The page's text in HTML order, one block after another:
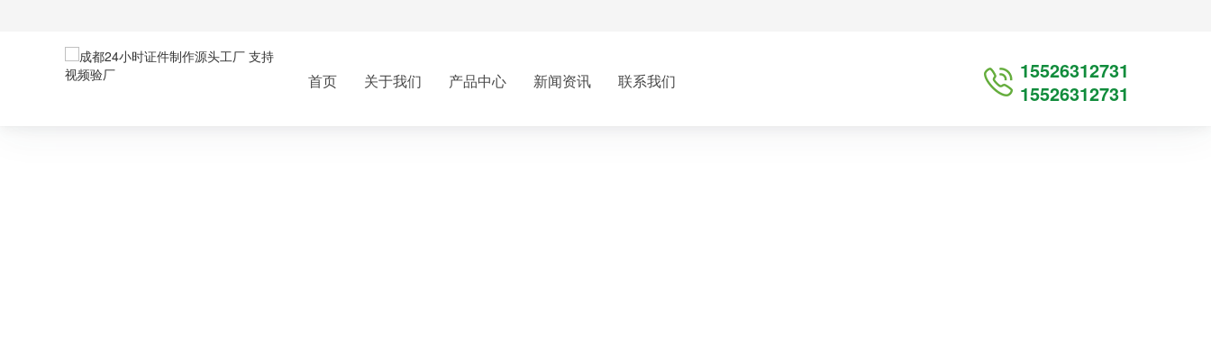
首页 关于我们 产品中心 新闻资讯 联系我们
15526312731
15526312731